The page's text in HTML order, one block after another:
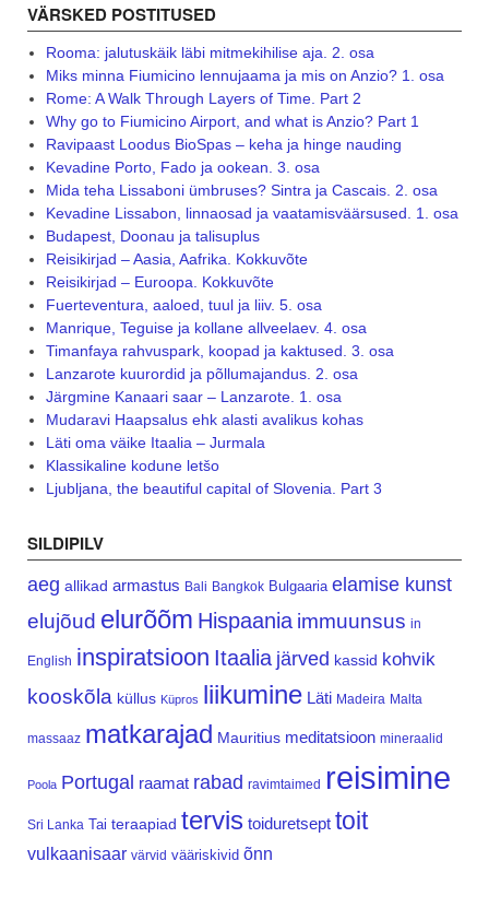
VÄRSKED POSTITUSED
Rooma: jalutuskäik läbi mitmekihilise aja. 2. osa
Miks minna Fiumicino lennujaama ja mis on Anzio? 1. osa
Rome: A Walk Through Layers of Time. Part 2
Why go to Fiumicino Airport, and what is Anzio? Part 1
Ravipaast Loodus BioSpas – keha ja hinge nauding
Kevadine Porto, Fado ja ookean. 3. osa
Mida teha Lissaboni ümbruses? Sintra ja Cascais. 2. osa
Kevadine Lissabon, linnaosad ja vaatamisväärsused. 1. osa
Budapest, Doonau ja talisuplus
Reisikirjad – Aasia, Aafrika. Kokkuvõte
Reisikirjad – Euroopa. Kokkuvõte
Fuerteventura, aaloed, tuul ja liiv. 5. osa
Manrique, Teguise ja kollane allveelaev. 4. osa
Timanfaya rahvuspark, koopad ja kaktused. 3. osa
Lanzarote kuurordid ja põllumajandus. 2. osa
Järgmine Kanaari saar – Lanzarote. 1. osa
Mudaravi Haapsalus ehk alasti avalikus kohas
Läti oma väike Itaalia – Jurmala
Klassikaline kodune letšo
Ljubljana, the beautiful capital of Slovenia. Part 3
SILDIPILV
aeg allikad armastus Bali Bangkok Bulgaaria elamise kunst
elujõud elurõõm Hispaania immuunsus in
English inspiratsioon Itaalia järved kassid kohvik
kooskõla küllus Küpros liikumine Läti Madeira Malta
massaaz matkarajad Mauritius meditatsioon mineraalid
Poola Portugal raamat rabad ravimtaimed reisimine
Sri Lanka Tai teraapiad tervis toiduretsept toit
vulkaanisaar värvid vääriskivid õnn